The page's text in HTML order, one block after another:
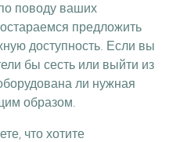
поводу ваших
предложить
доступность. Если вы
бы сесть или выйти из
ли нужная
образом.
что хотите